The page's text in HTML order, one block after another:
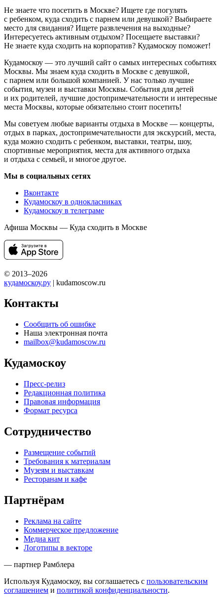
Не знаете что посетить в Москве? Ищете где погулять
с ребенком, куда сходить с парнем или девушкой? Выбираете
место для свидания? Ищете развлечения на выходные?
Интересуетесь активным отдыхом? Посещаете выставки?
Не знаете куда сходить на корпоратив? Кудамоскоу поможет!
Кудамоскоу — это лучший сайт о самых интересных событиях
Москвы. Мы знаем куда сходить в Москве с девушкой,
с парнем или большой компанией. У нас только лучшие
события, музеи и выставки Москвы. События для детей
и их родителей, лучшие достопримечательности и интересные
места Москвы, которые обязательно стоит посетить!
Мы советуем любые варианты отдыха в Москве — концерты,
отдых в парках, достопримечательности для экскурсий, места,
куда можно сходить с ребенком, выставки, театры, шоу,
спортивные мероприятия, места для активного отдыха
и отдыха с семьей, и многое другое.
Мы в социальных сетях
Вконтакте
Кудамоскоу в однокласниках
Кудамоскоу в телеграме
Афиша Москвы — Куда сходить в Москве
© 2013–2026
кудамоскоу.ру | kudamoscow.ru
Контакты
Сообщить об ошибке
Наша электронная почта
mailbox@kudamoscow.ru
Кудамоскоу
Пресс-релиз
Редакционная политика
Правовая информация
Формат ресурса
Сотрудничество
Размещение событий
Требования к материалам
Музеям и выставкам
Ресторанам и кафе
Партнёрам
Реклама на сайте
Коммерческое предложение
Медиа кит
Логотипы в векторе
— партнер Рамблера
Используя Кудамоскоу, вы соглашаетесь с пользовательским
соглашением и политикой конфиденциальности.